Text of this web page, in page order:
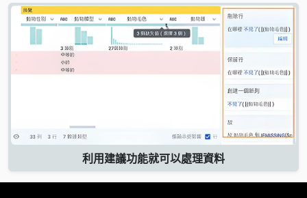
利用建議功能就可以處理資料